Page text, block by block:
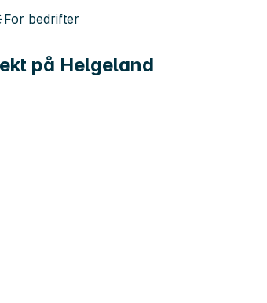
For bedrifter
på Helgeland